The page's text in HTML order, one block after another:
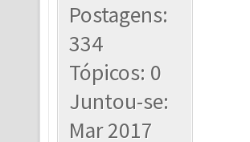
Postagens:
334
Tópicos: 0
Juntou-se:
Mar 2017